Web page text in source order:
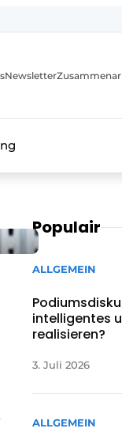
Newsletter
Populair
ALLGEMEIN
intelligentes
realisieren?
3. Juli 2026
ALLGEMEIN